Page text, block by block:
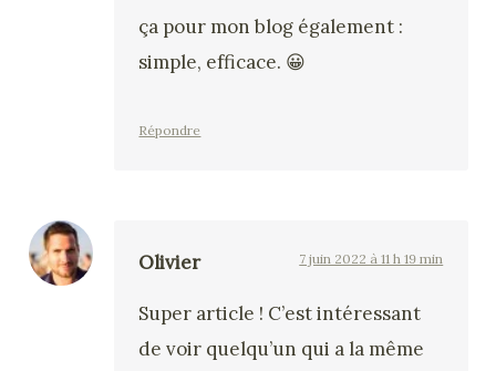
ça pour mon blog également :
simple, efficace. 😀
Répondre
Olivier 7 juin 2022 à 11 h 19 min
Super article ! C’est intéressant
de voir quelqu’un qui a la même